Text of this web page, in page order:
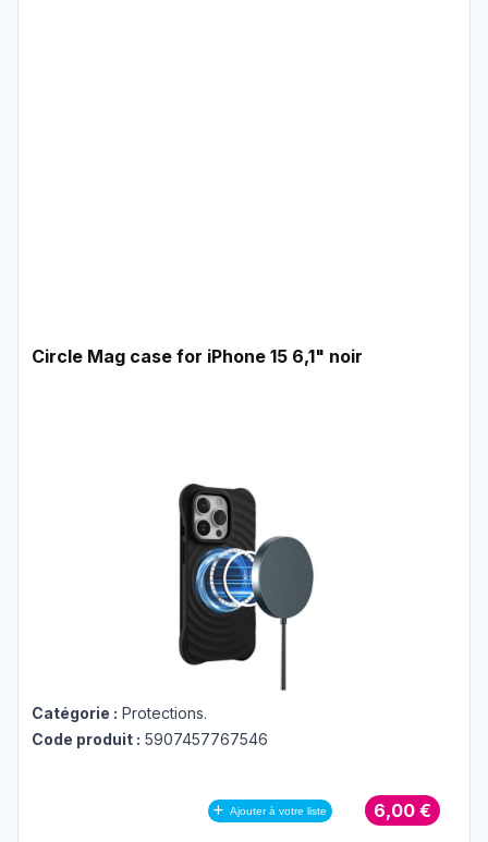
Circle Mag case for iPhone 15 6,1" noir
Catégorie : Protections.
Code produit : 5907457767546
Ajouter à votre liste 6,00 €